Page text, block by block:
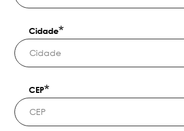
Cidade
CEP